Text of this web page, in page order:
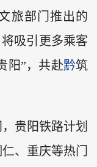
旅部门推出的
吸引更多乘客
阳”，共赴黔筑
贵阳铁路计划
、重庆等热门